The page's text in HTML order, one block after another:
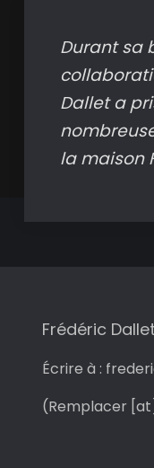
Durant sa
Dallet a
la maison
Frédéric Dallet
Écrire à :
(Remplacer